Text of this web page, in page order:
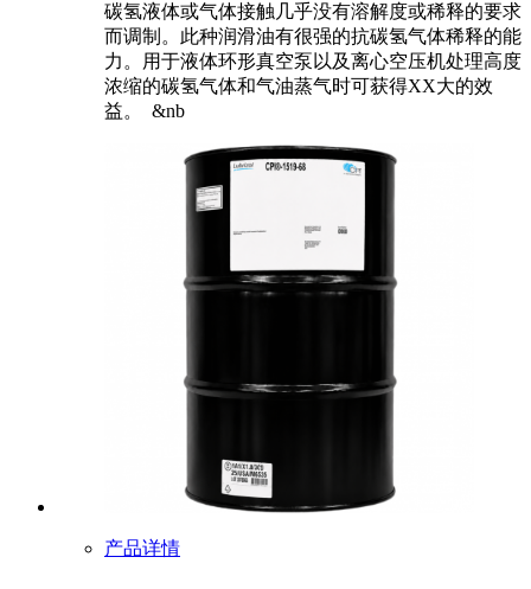
碳氢液体或气体接触几乎没有溶解度或稀释的要求
而调制。此种润滑油有很强的抗碳氢气体稀释的能
力。用于液体环形真空泵以及离心空压机处理高度
浓缩的碳氢气体和气油蒸气时可获得XX大的效
益。 &nb
产品详情